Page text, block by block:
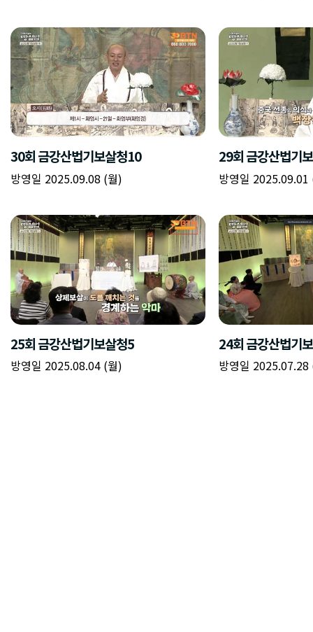
30회 금강산법기보살청10
방영일 2025.09.08 (월)
29회 금강산법기
방영일 2025.09.01
25회 금강산법기보살청5
방영일 2025.08.04 (월)
24회 금강산법기
방영일 2025.07.28